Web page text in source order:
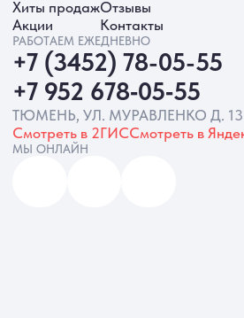
ИП Батырева Марина Александровна,
ИНН 720413822766, ОГРНИП
325723200064191
Политика обработки ПД
Согласие на обработку ПД
Политика Cookie
Согласие на рекламную рассылку
Разработка сайта